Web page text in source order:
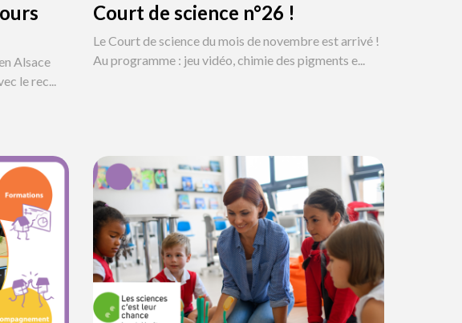
Alsace
le rec...
Court de science n°26 !
Le Court de science du mois de novembre est arrivé !
Au programme : jeu vidéo, chimie des pigments e...